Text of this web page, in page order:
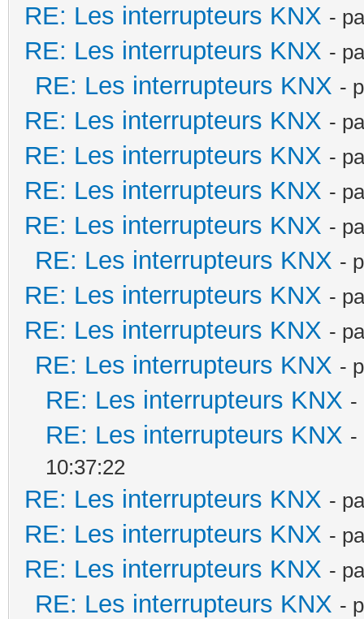
RE: Les interrupteurs KNX -
RE: Les interrupteurs KNX -
RE: Les interrupteurs KNX -
RE: Les interrupteurs KNX -
RE: Les interrupteurs KNX -
RE: Les interrupteurs KNX -
RE: Les interrupteurs KNX -
RE: Les interrupteurs KNX -
RE: Les interrupteurs KNX -
RE: Les interrupteurs KNX -
RE: Les interrupteurs KNX -
RE: Les interrupteurs KNX -
RE: Les interrupteurs KNX -
10:37:22
RE: Les interrupteurs KNX -
RE: Les interrupteurs KNX -
RE: Les interrupteurs KNX -
RE: Les interrupteurs KNX -